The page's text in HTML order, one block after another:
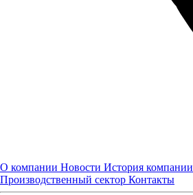
О компании Новости История компании
Производственный сектор Контакты